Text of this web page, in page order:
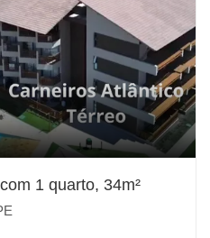
1 quarto, 34m²